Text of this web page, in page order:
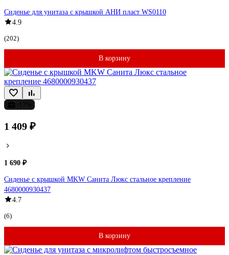
Сиденье для унитаза с крышкой АНИ пласт WS0110
4.9
(202)
В корзину
1 409 ₽
1 690 ₽
Сиденье с крышкой MKW Санита Люкс стальное крепление
4680000930437
4.7
(6)
В корзину